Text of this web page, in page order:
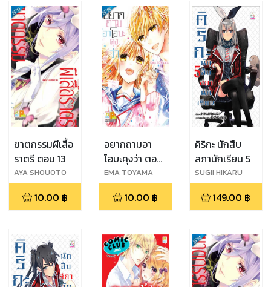
ฆาตกรรมผีเสื้อ
ราตรี ตอน 13
AYA SHOUOTO
10.00 ฿
อยากถามอา
โอบะคุงว่า ตอน
32
EMA TOYAMA
10.00 ฿
คิริกะ นักสืบ
สภานักเรียน 5
SUGII HIKARU
149.00 ฿